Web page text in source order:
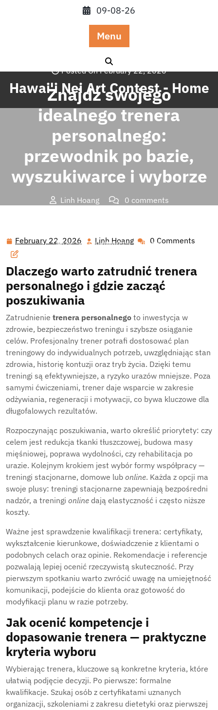
09-08-26
Menu
Hawai'i Nei Art Contest - Home
Posted On February 22, 2026
Znajdź swojego
idealnego trenera
personalnego:
przewodnik po bazie,
wyszukiwarce i wyborze
Linh Hoang
0 comments
bazie, wyszukiwarce i wyborze
February 22, 2026 February
Linh Hoang Linh 0 Comments
Dlaczego warto zatrudnić trenera
personalnego i gdzie zacząć
poszukiwania
Zatrudnienie trenera personalnego to inwestycja w
zdrowie, bezpieczeństwo treningu i szybsze osiąganie
celów. Profesjonalny trener potrafi dostosować plan
treningowy do indywidualnych potrzeb, uwzględniając stan
zdrowia, historię kontuzji oraz tryb życia. Dzięki temu
treningi są efektywniejsze, a ryzyko urazów mniejsze. Poza
samymi ćwiczeniami, trener daje wsparcie w zakresie
odżywiania, regeneracji i motywacji, co bywa kluczowe dla
długofalowych rezultatów.
Rozpoczynając poszukiwania, warto określić priorytety: czy
celem jest redukcja tkanki tłuszczowej, budowa masy
mięśniowej, poprawa wydolności, czy rehabilitacja po
urazie. Kolejnym krokiem jest wybór formy współpracy —
treningi stacjonarne, domowe lub online. Każda z opcji ma
swoje plusy: treningi stacjonarne zapewniają bezpośredni
nadzór, a treningi online dają elastyczność i często niższe
koszty.
Ważne jest sprawdzenie kwalifikacji trenera: certyfikaty,
wykształcenie kierunkowe, doświadczenie z klientami o
podobnych celach oraz opinie. Rekomendacje i referencje
pozwalają lepiej ocenić rzeczywistą skuteczność. Przy
pierwszym spotkaniu warto zwrócić uwagę na umiejętność
komunikacji, podejście do klienta oraz gotowość do
modyfikacji planu w razie potrzeby.
Jak ocenić kompetencje i
dopasowanie trenera — praktyczne
kryteria wyboru
Wybierając trenera, kluczowe są konkretne kryteria, które
ułatwią podjęcie decyzji. Po pierwsze: formalne
kwalifikacje. Szukaj osób z certyfikatami uznanych
organizacji, szkoleniami z zakresu dietetyki oraz pierwszej